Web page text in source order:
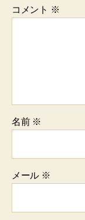
コメント ※
名前 ※
メール ※